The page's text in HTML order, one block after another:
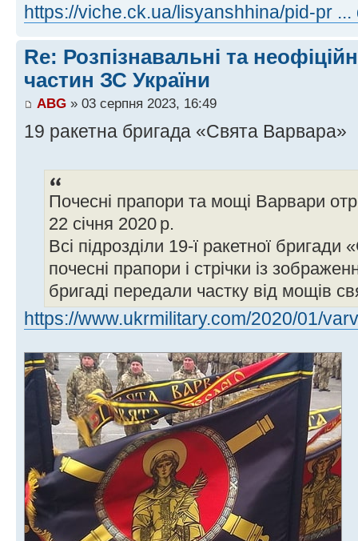
https://viche.ck.ua/lisyanshhina/pid-pr ...
Re: Розпізнавальні та
частин ЗС України
ABG » 03 серпня 2023, 16:49
19 ракетна бригада «Свята Варвара»
Почесні прапори та мощі Варвари
22 січня 2020 р.
Всі підрозділи 19-ї ракетної
почесні прапори і стрічки із
бригаді передали частку від мощів
https://www.ukrmilitary.com/2020/01/